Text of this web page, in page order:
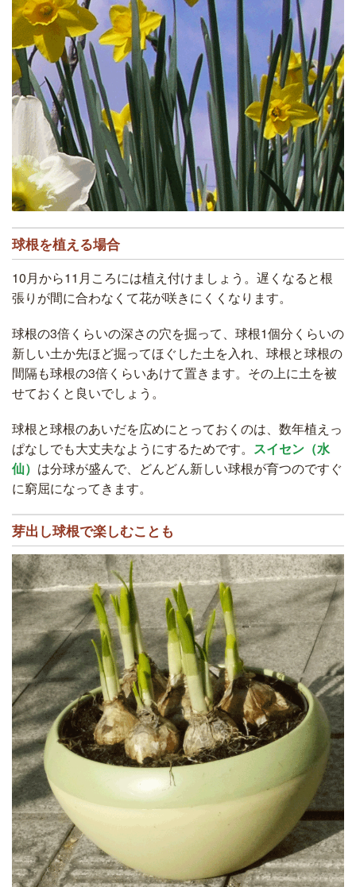
球根を植える場合
10月から11月ころには植え付けましょう。遅くなると根
張りが間に合わなくて花が咲きにくくなります。
球根の3倍くらいの深さの穴を掘って、球根1個分くらいの
新しい土か先ほど掘ってほぐした土を入れ、球根と球根の
間隔も球根の3倍くらいあけて置きます。その上に土を被
せておくと良いでしょう。
球根と球根のあいだを広めにとっておくのは、数年植えっ
ぱなしでも大丈夫なようにするためです。 スイセン（水
仙） は分球が盛んで、どんどん新しい球根が育つのですぐ
に窮屈になってきます。
芽出し球根で楽しむことも